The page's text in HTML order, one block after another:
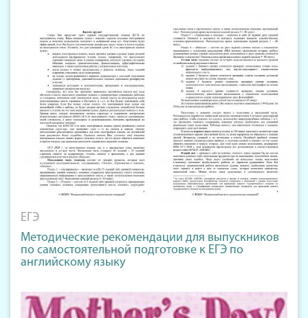
ЕГЭ
Методические рекомендации для выпускников
по самостоятельной подготовке к ЕГЭ по
английскому языку